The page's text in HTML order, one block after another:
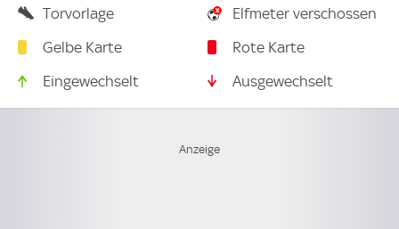
Torvorlage
Elfmeter verschossen
Gelbe Karte
Rote Karte
Eingewechselt
Ausgewechselt